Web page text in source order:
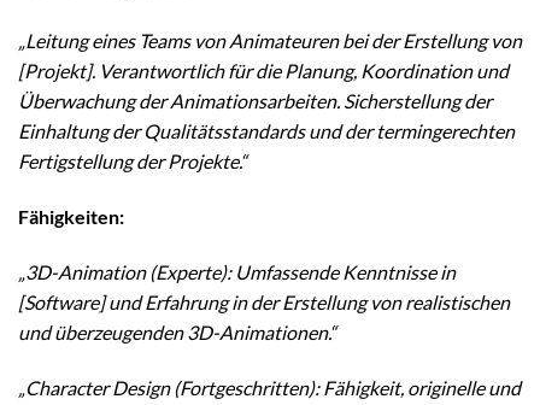
„Leitung eines Teams von Animateuren bei der Erstellung von
[Projekt]. Verantwortlich für die Planung, Koordination und
Überwachung der Animationsarbeiten. Sicherstellung der
Einhaltung der Qualitätsstandards und der termingerechten
Fertigstellung der Projekte.“
Fähigkeiten:
„3D-Animation (Experte): Umfassende Kenntnisse in
[Software] und Erfahrung in der Erstellung von realistischen
und überzeugenden 3D-Animationen.“
„Character Design (Fortgeschritten): Fähigkeit, originelle und